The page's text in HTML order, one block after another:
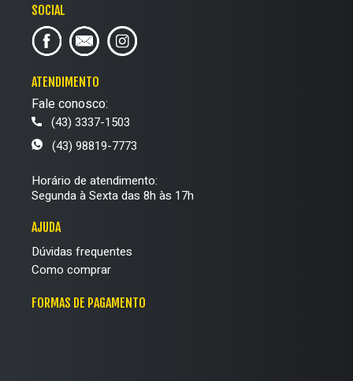
Já para quem prefere um tênis urbano e cheio de atitude, os
Vans Old Skoole Converse Chuck Taylor All Star são
opções certeiras, combinando com produções despojadas
e modernas.
Se você não abre mão do conforto, os modelos com
palmilha SoftFoam também estão presentes e garantem o
amortecimento extra. Há também opções com solado
plataforma, ideais para quem quer um toque fashionista no
visual sem deixar de lado o conforto.
Em nosso site, temos uma variedade de cores e detalhes
para complementar qualquer look. Para quem curte um tênis
clássico e versátil, há opções totalmente brancas ou pretas,
perfeitas para combinar com qualquer peça do guarda-
roupa.
SOCIAL
ATENDIMENTO
Fale conosco:
(43) 3337-1503
(43) 98819-7773
Horário de atendimento:
Segunda à Sexta das 8h às 17h
AJUDA
Dúvidas frequentes
Como comprar
FORMAS DE PAGAMENTO